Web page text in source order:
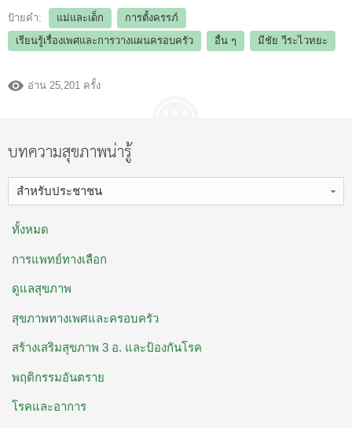
ป้ายคำ: แม่และเด็ก
การตั้งครรภ์
เรียนรู้เรื่องเพศและการวางแผนครอบครัว
อื่น ๆ มีชัย วีระไวทยะ
อ่าน 25,201 ครั้ง
บทความสุขภาพน่ารู้
สำหรับประชาชน
ทั้งหมด
การแพทย์ทางเลือก
ดูแลสุขภาพ
สุขภาพทางเพศและครอบครัว
สร้างเสริมสุขภาพ 3 อ. ​และป้องกันโรค
พฤติกรรมอันตราย
โรคและอาการ